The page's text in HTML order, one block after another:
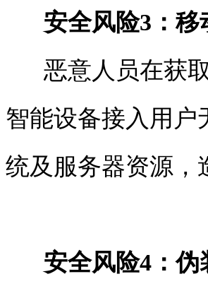
安全风险3 ：
恶意人员在获取
智能设备接入用户
统及服务器资源，
安全风险4 ：